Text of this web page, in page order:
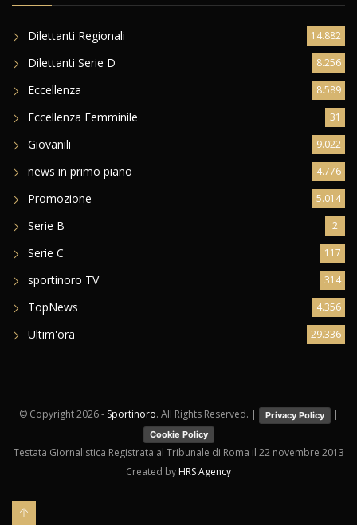
Dilettanti Regionali 14.882
Dilettanti Serie D 8.256
Eccellenza 8.589
Eccellenza Femminile 31
Giovanili 9.022
news in primo piano 4.776
Promozione 5.014
Serie B 2
Serie C 117
sportinoro TV 314
TopNews 4.356
Ultim'ora 29.336
© Copyright2026 - Sportinoro. All Rights Reserved. | Privacy Policy |
Cookie Policy
Testata Giornalistica Registrata al Tribunale di Roma il 22 novembre 2013
Created by HRS Agency